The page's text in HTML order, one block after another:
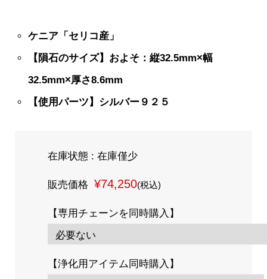
ケニア「セリコ産」
【隕石のサイズ】およそ：縦32.5mm×幅
32.5mm×厚さ8.6mm
【使用パーツ】シルバー９２５
在庫状態 : 在庫僅少
販売価格 ¥74,250(税込)
【専用チェーンを同時購入】
【浄化用アイテム同時購入】